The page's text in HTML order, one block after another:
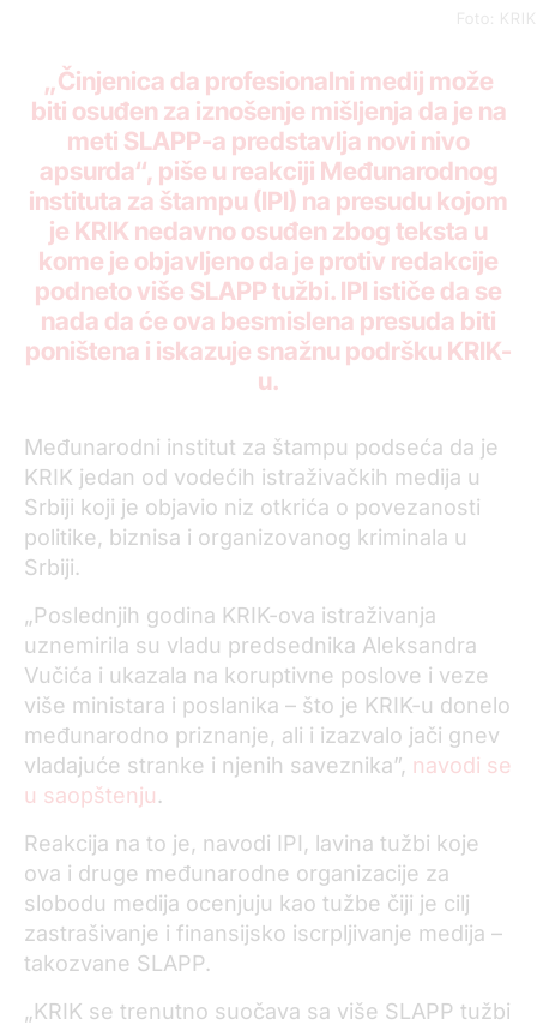
Foto: KRIK
„Činjenica da profesionalni medij može
biti osuđen za iznošenje mišljenja da je na
meti SLAPP-a predstavlja novi nivo
apsurda“, piše u reakciji Međunarodnog
instituta za štampu (IPI) na presudu kojom
je KRIK nedavno osuđen zbog teksta u
kome je objavljeno da je protiv redakcije
podneto više SLAPP tužbi. IPI ističe da se
nada da će ova besmislena presuda biti
poništena i iskazuje snažnu podršku KRIK-
u.
Međunarodni institut za štampu podseća da je
KRIK jedan od vodećih istraživačkih medija u
Srbiji koji je objavio niz otkrića o povezanosti
politike, biznisa i organizovanog kriminala u
Srbiji.
„Poslednjih godina KRIK-ova istraživanja
uznemirila su vladu predsednika Aleksandra
Vučića i ukazala na koruptivne poslove i veze
više ministara i poslanika – što je KRIK-u donelo
međunarodno priznanje, ali i izazvalo jači gnev
vladajuće stranke i njenih saveznika”, navodi se
u saopštenju.
Reakcija na to je, navodi IPI, lavina tužbi koje
ova i druge međunarodne organizacije za
slobodu medija ocenjuju kao tužbe čiji je cilj
zastrašivanje i finansijsko iscrpljivanje medija –
takozvane SLAPP.
„KRIK se trenutno suočava sa više SLAPP tužbi